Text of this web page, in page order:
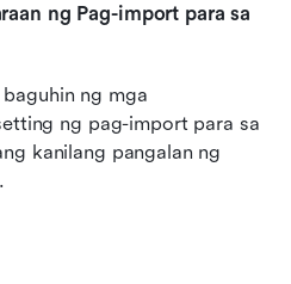
ng Pag-import para sa
ng mga
ng pag-import para sa
kanilang pangalan ng